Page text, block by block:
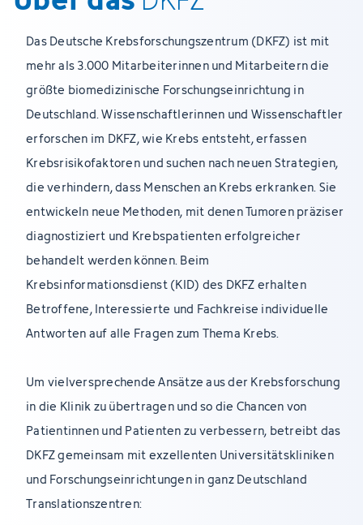
Das Deutsche Krebsforschungszentrum (DKFZ) ist mit
mehr als 3.000 Mitarbeiterinnen und Mitarbeitern die
größte biomedizinische Forschungseinrichtung in
Deutschland. Wissenschaftlerinnen und Wissenschaftler
erforschen im DKFZ, wie Krebs entsteht, erfassen
Krebsrisikofaktoren und suchen nach neuen Strategien,
die verhindern, dass Menschen an Krebs erkranken. Sie
entwickeln neue Methoden, mit denen Tumoren präziser
diagnostiziert und Krebspatienten erfolgreicher
behandelt werden können. Beim
Krebsinformationsdienst (KID) des DKFZ erhalten
Betroffene, Interessierte und Fachkreise individuelle
Antworten auf alle Fragen zum Thema Krebs.
Um vielversprechende Ansätze aus der Krebsforschung
in die Klinik zu übertragen und so die Chancen von
Patientinnen und Patienten zu verbessern, betreibt das
DKFZ gemeinsam mit exzellenten Universitätskliniken
und Forschungseinrichtungen in ganz Deutschland
Translationszentren: